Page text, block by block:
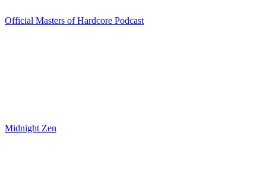
Official Masters of Hardcore Podcast
Midnight Zen